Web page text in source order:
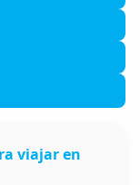
viajar en